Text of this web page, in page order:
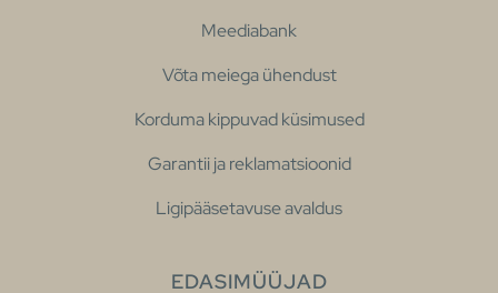
Meediabank
Võta meiega ühendust
Korduma kippuvad küsimused
Garantii ja reklamatsioonid
Ligipääsetavuse avaldus
EDASIMÜÜJAD